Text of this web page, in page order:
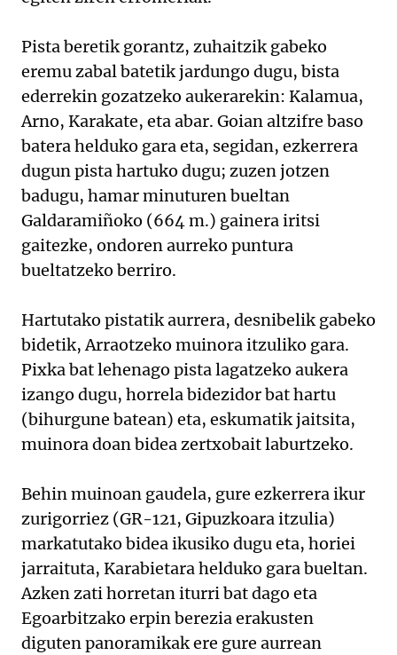
Pista beretik gorantz, zuhaitzik gabeko
eremu zabal batetik jardungo dugu, bista
ederrekin gozatzeko aukerarekin: Kalamua,
Arno, Karakate, eta abar. Goian altzifre baso
batera helduko gara eta, segidan, ezkerrera
dugun pista hartuko dugu; zuzen jotzen
badugu, hamar minuturen bueltan
Galdaramiñoko (664 m.) gainera iritsi
gaitezke, ondoren aurreko puntura
bueltatzeko berriro.
Hartutako pistatik aurrera, desnibelik gabeko
bidetik, Arraotzeko muinora itzuliko gara.
Pixka bat lehenago pista lagatzeko aukera
izango dugu, horrela bidezidor bat hartu
(bihurgune batean) eta, eskumatik jaitsita,
muinora doan bidea zertxobait laburtzeko.
Behin muinoan gaudela, gure ezkerrera ikur
zurigorriez (GR-121, Gipuzkoara itzulia)
markatutako bidea ikusiko dugu eta, horiei
jarraituta, Karabietara helduko gara bueltan.
Azken zati horretan iturri bat dago eta
Egoarbitzako erpin berezia erakusten
diguten panoramikak ere gure aurrean